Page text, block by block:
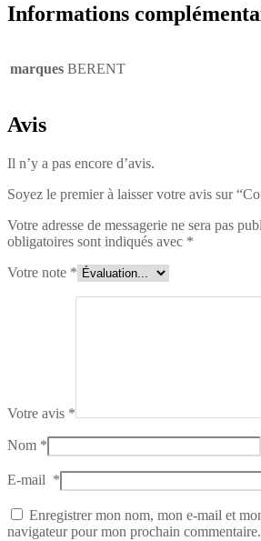
Informations
marques BERENT
Avis
Il n’y a pas encore d’avis.
Soyez le premier à laisser votre avis sur
Votre adresse de messagerie ne sera pas
obligatoires sont indiqués avec *
Votre note *
Votre avis *
Nom *
E-mail *
Enregistrer mon nom, mon e-mail et
navigateur pour mon prochain commentaire.